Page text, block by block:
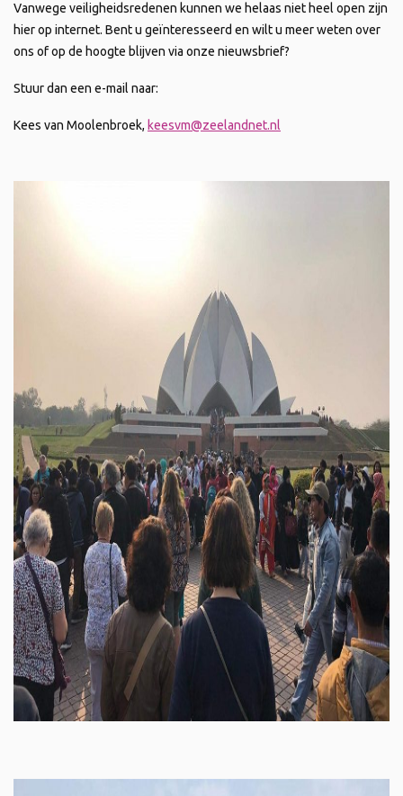
Vanwege veiligheidsredenen kunnen we helaas niet heel open zijn
hier op internet. Bent u geïnteresseerd en wilt u meer weten over
ons of op de hoogte blijven via onze nieuwsbrief?
Stuur dan een e-mail naar:
Kees van Moolenbroek, keesvm@zeelandnet.nl